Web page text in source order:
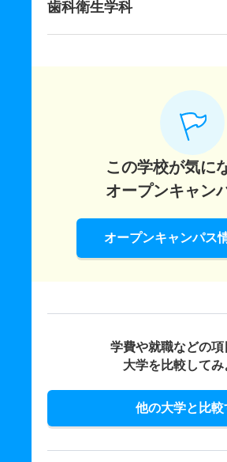
歯科衛生学科
この学校が気に
オープンキャン
オープンキャンパス
学費や就職などの項
大学を比較してみ
他の大学と比較